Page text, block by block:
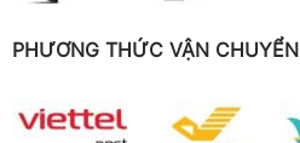
PHƯƠNG THỨC VẬN CHUYỂN